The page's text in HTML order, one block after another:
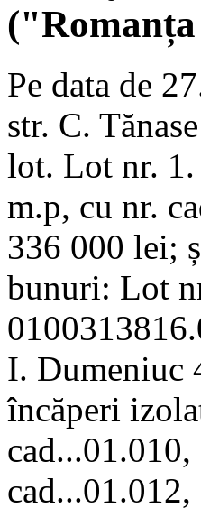
("Romanța
Pe data de
str. C.
lot. Lot nr. 1.
m.p, cu nr.
336 000 lei;
bunuri: Lot
I. Dumeniuc
încăperi